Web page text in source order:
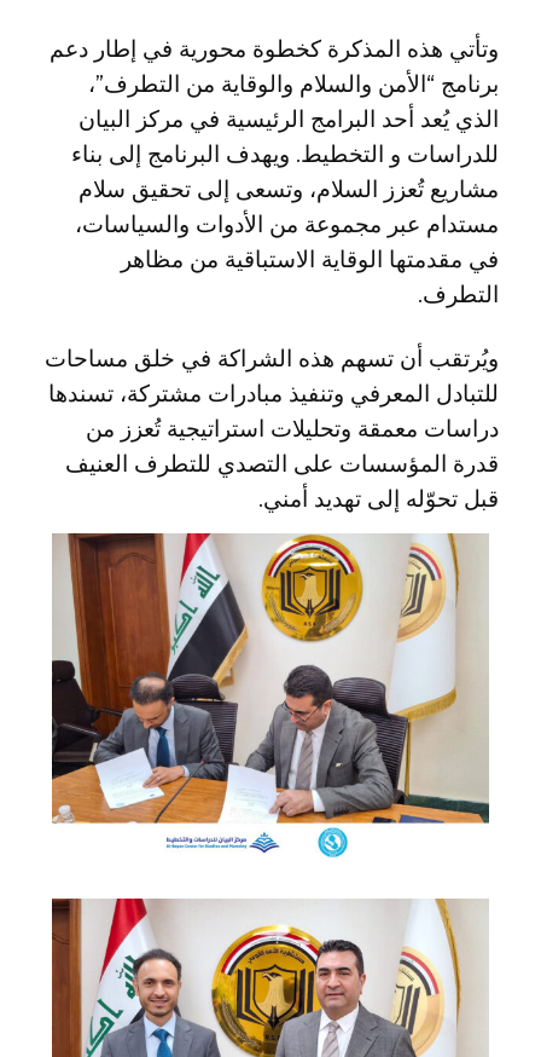
وتأتي هذه المذكرة كخطوة محورية في إطار دعم
برنامج “الأمن والسلام والوقاية من التطرف”،
الذي يُعد أحد البرامج الرئيسية في مركز البيان
للدراسات و التخطيط. ويهدف البرنامج إلى بناء
مشاريع تُعزز السلام، وتسعى إلى تحقيق سلام
مستدام عبر مجموعة من الأدوات والسياسات،
في مقدمتها الوقاية الاستباقية من مظاهر
التطرف.
ويُرتقب أن تسهم هذه الشراكة في خلق مساحات
للتبادل المعرفي وتنفيذ مبادرات مشتركة، تسندها
دراسات معمقة وتحليلات استراتيجية تُعزز من
قدرة المؤسسات على التصدي للتطرف العنيف
قبل تحوّله إلى تهديد أمني.